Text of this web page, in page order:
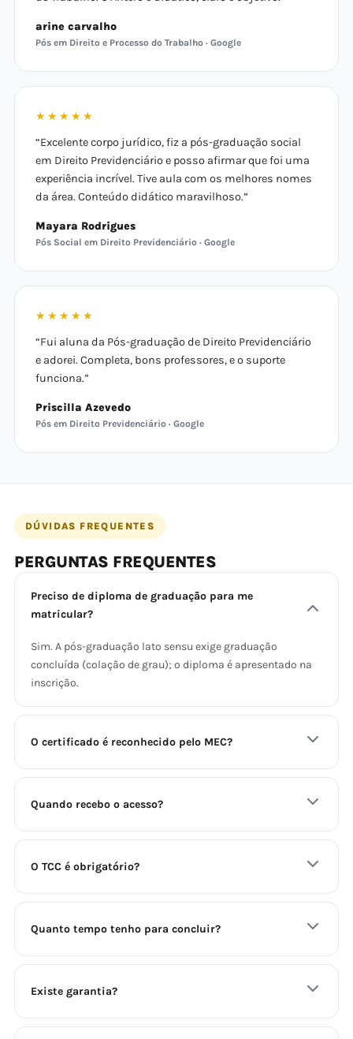
arine carvalho
Pós em Direito e Processo do Trabalho · Google
★★★★★
“Excelente corpo jurídico, fiz a pós-graduação social
em Direito Previdenciário e posso afirmar que foi uma
experiência incrível. Tive aula com os melhores nomes
da área. Conteúdo didático maravilhoso.”
Mayara Rodrigues
Pós Social em Direito Previdenciário · Google
★★★★★
“Fui aluna da Pós-graduação de Direito Previdenciário
e adorei. Completa, bons professores, e o suporte
funciona.”
Priscilla Azevedo
Pós em Direito Previdenciário · Google
DÚVIDAS FREQUENTES
PERGUNTAS FREQUENTES
Preciso de diploma de graduação para me
matricular?
Sim. A pós-graduação lato sensu exige graduação
concluída (colação de grau); o diploma é apresentado na
inscrição.
O certificado é reconhecido pelo MEC?
Quando recebo o acesso?
O TCC é obrigatório?
Quanto tempo tenho para concluir?
Existe garantia?